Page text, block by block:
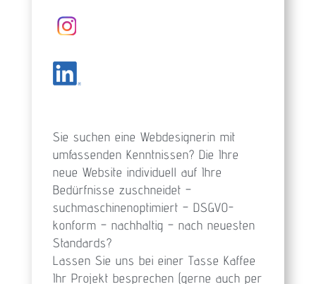
Sie suchen eine Webdesignerin mit
umfassenden Kenntnissen? Die Ihre
neue Website individuell auf Ihre
Bedürfnisse zuschneidet –
suchmaschinenoptimiert – DSGVO-
konform – nachhaltig – nach neuesten
Standards?
Lassen Sie uns bei einer Tasse Kaffee
Ihr Projekt besprechen (gerne auch per